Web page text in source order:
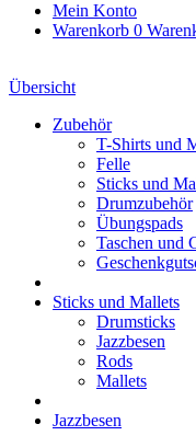
Mein Konto
Warenkorb 0
Übersicht
Zubehör
T-Shirts und
Felle
Sticks und
Drumzubehör
Übungspads
Taschen und
Sticks und Mallets
Drumsticks
Jazzbesen
Rods
Mallets
Jazzbesen